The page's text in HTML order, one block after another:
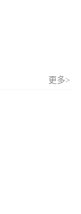
更多>